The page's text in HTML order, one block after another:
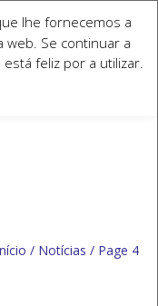
Alternativa
/ Notícias / Page 4
lhe fornecemos a
web. Se continuar a
feliz por a utilizar.